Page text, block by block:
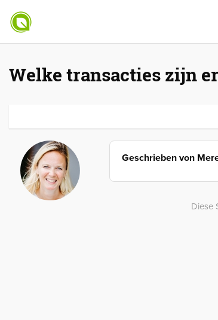
Welke transacties zijn
Geschrieben von
Diese